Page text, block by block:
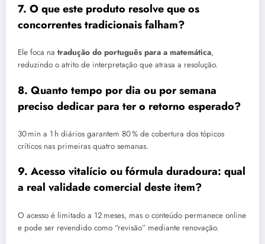
7. O que este produto resolve que os
concorrentes tradicionais falham?
Ele foca na tradução do português para a matemática,
reduzindo o atrito de interpretação que atrasa a resolução.
8. Quanto tempo por dia ou por semana
preciso dedicar para ter o retorno esperado?
30 min a 1 h diários garantem 80 % de cobertura dos tópicos
críticos nas primeiras quatro semanas.
9. Acesso vitalício ou fórmula duradoura: qual
a real validade comercial deste item?
O acesso é limitado a 12 meses, mas o conteúdo permanece online
e pode ser revendido como “revisão” mediante renovação.